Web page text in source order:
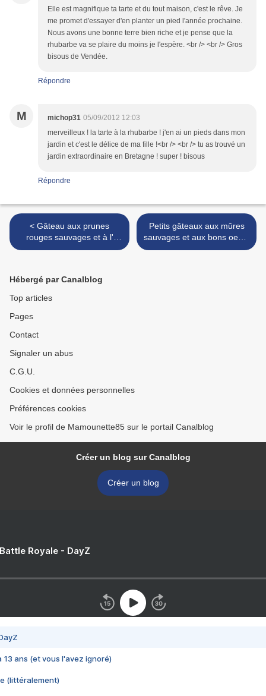
Elle est magnifique ta tarte et du tout maison, c'est le rêve. Je
me promet d'essayer d'en planter un pied l'année prochaine.
Nous avons une bonne terre bien riche et je pense que la
rhubarbe va se plaire du moins je l'espère. <br /> <br /> Gros
bisous de Vendée.
Répondre
M michop31 05/09/2012 12:03
merveilleux ! la tarte à la rhubarbe ! j'en ai un pieds dans mon
jardin et c'est le délice de ma fille !<br /> <br /> tu as trouvé un
jardin extraordinaire en Bretagne ! super ! bisous
Répondre
< Gâteau aux prunes
rouges sauvages et à l'
amande et ma confiture
Petits gâteaux aux mûres
sauvages et aux bons oeufs
de Cocodi et Cocoda >
Hébergé par Canalblog
Top articles
Pages
Contact
Signaler un abus
C.G.U.
Cookies et données personnelles
Préférences cookies
Voir le profil de Mamounette85 sur le portail Canalblog
Créer un blog sur Canalblog
Créer un blog
Royale - DayZ
13 ans (et vous l'avez ignoré)
(littéralement)